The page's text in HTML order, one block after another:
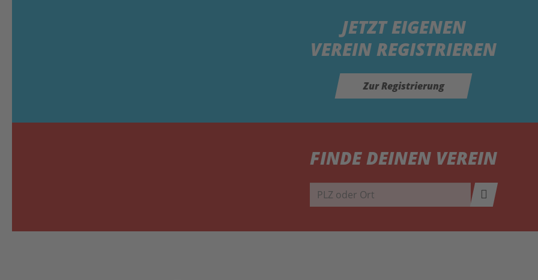
JETZTEIGENEN
VEREIN REGISTRIEREN
Zur Registrierung
FINDE DEINEN VEREIN